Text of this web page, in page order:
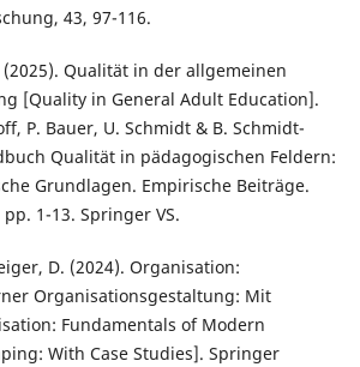
43, 97-116.
Qualität in der allgemeinen
[Quality in General Adult Education].
P. Bauer, U. Schmidt & B. Schmidt-
Qualität in pädagogischen Feldern:
Grundlagen. Empirische Beiträge.
1-13. Springer VS.
D. (2024). Organisation:
Organisationsgestaltung: Mit
Fundamentals of Modern
With Case Studies]. Springer